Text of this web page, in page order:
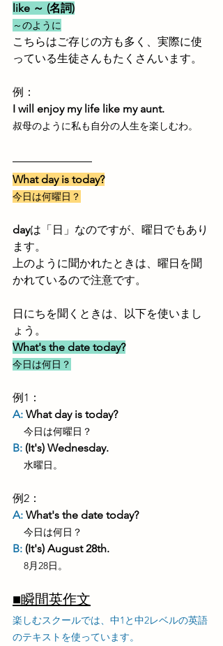
like ～ (名詞)
～のように
こちらはご存じの方も多く、実際に使
っている生徒さんもたくさんいます。
例：
I will enjoy my life like my aunt.
叔母のように私も自分の人生を楽しむわ。
What day is today?
今日は何曜日？
dayは「日」なのですが、曜日でもあり
ます。
上のように聞かれたときは、曜日を聞
かれているので注意です。
日にちを聞くときは、以下を使いまし
ょう。
What's the date today?
今日は何日？
例1：
A: What day is today?
今日は何曜日？
B: (It's) Wednesday.
水曜日。
例2：
A: What's the date today?
今日は何日？
B: (It's) August 28th.
8月28日。
■瞬間英作文
楽しむスクールでは、中1と中2レベルの英語
のテキストを使っています。